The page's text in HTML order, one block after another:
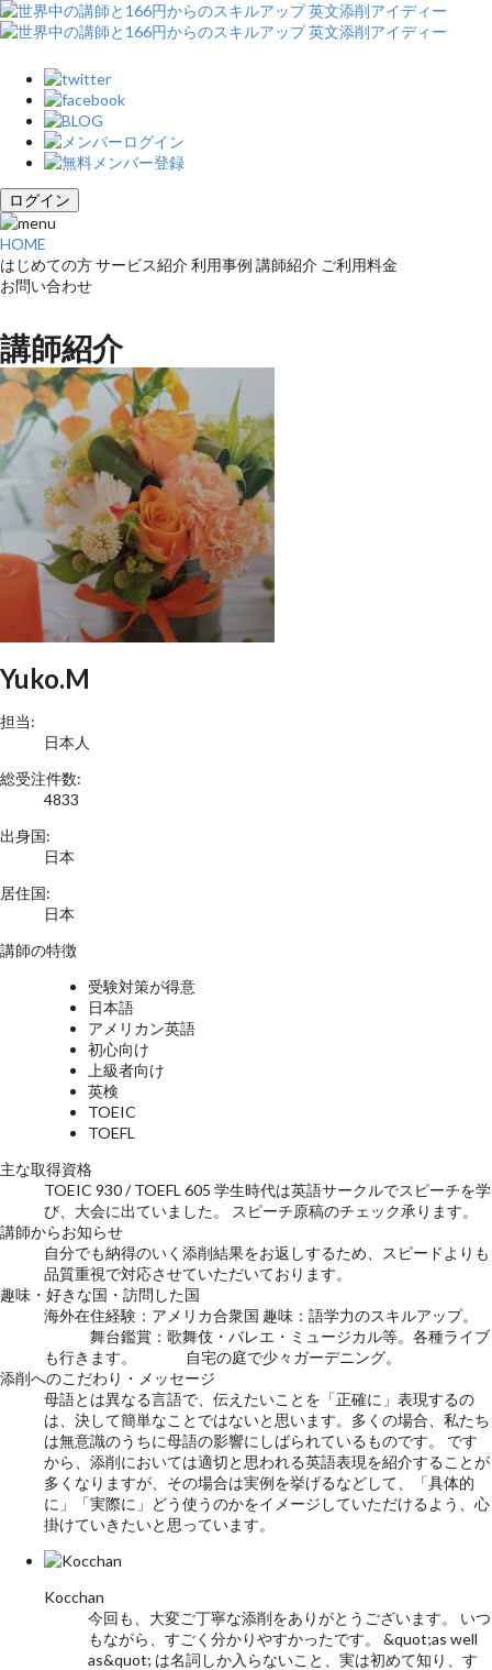
ログイン
HOME
はじめての方サービス紹介 利用事例 講師紹介 ご利用料金
お問い合わせ
講師紹介
Yuko.M
担当:
日本人
総受注件数:
4833
出身国:
日本
居住国:
日本
講師の特徴
受験対策が得意
日本語
アメリカン英語
初心向け
上級者向け
英検
TOEIC
TOEFL
主な取得資格
TOEIC 930 / TOEFL 605 学生時代は英語サークルでスピーチを学
び、大会に出ていました。 スピーチ原稿のチェック承ります。
講師からお知らせ
自分でも納得のいく添削結果をお返しするため、スピードよりも
品質重視で対応させていただいております。
趣味・好きな国・訪問した国
海外在住経験：アメリカ合衆国 趣味：語学力のスキルアップ。
舞台鑑賞：歌舞伎・バレエ・ミュージカル等。各種ライブ
も行きます。 自宅の庭で少々ガーデニング。
添削へのこだわり・メッセージ
母語とは異なる言語で、伝えたいことを「正確に」表現するの
は、決して簡単なことではないと思います。多くの場合、私たち
は無意識のうちに母語の影響にしばられているものです。 です
から、添削においては適切と思われる英語表現を紹介することが
多くなりますが、その場合は実例を挙げるなどして、「具体的
に」「実際に」どう使うのかをイメージしていただけるよう、心
掛けていきたいと思っています。
Kocchan
今回も、大変ご丁寧な添削をありがとうございます。 いつ
もながら、すごく分かりやすかったです。 &quot;as well
as&quot; は名詞しか入らないこと、実は初めて知り、す